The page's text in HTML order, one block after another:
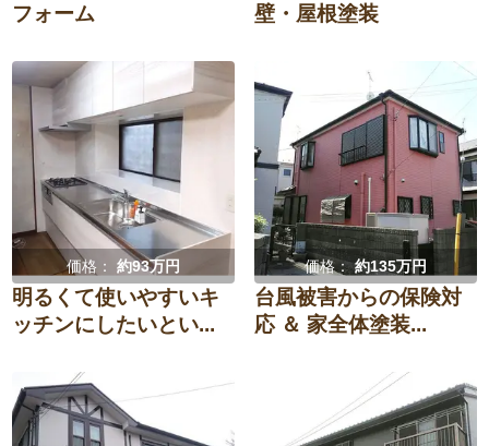
フォーム
壁・屋根塗装
価格：約93万円
明るくて使いやすいキ
ッチンにしたいとい...
価格：約135万円
台風被害からの保険対
応 ＆ 家全体塗装...